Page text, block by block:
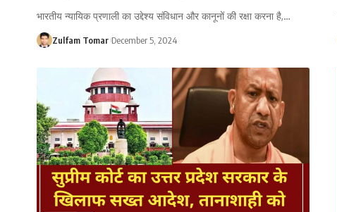
भारतीय न्यायिक प्रणाली का उद्देश्य संविधान और कानूनों की रक्षा करना है,…
Zulfam Tomar December 5, 2024